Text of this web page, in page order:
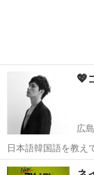
💖
広
日本語韓国語を教え
。💖 「ゴスペルソングで学ぶ韓国語日本語」という企画でアカデミー
広島 広島市